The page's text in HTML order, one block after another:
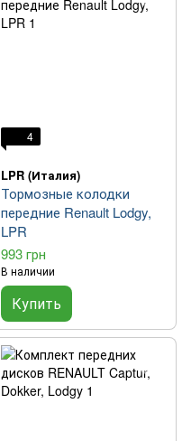
4
LPR (Италия)
Тормозные колодки
передние Renault Lodgy,
LPR
993 грн
В наличии
Купить